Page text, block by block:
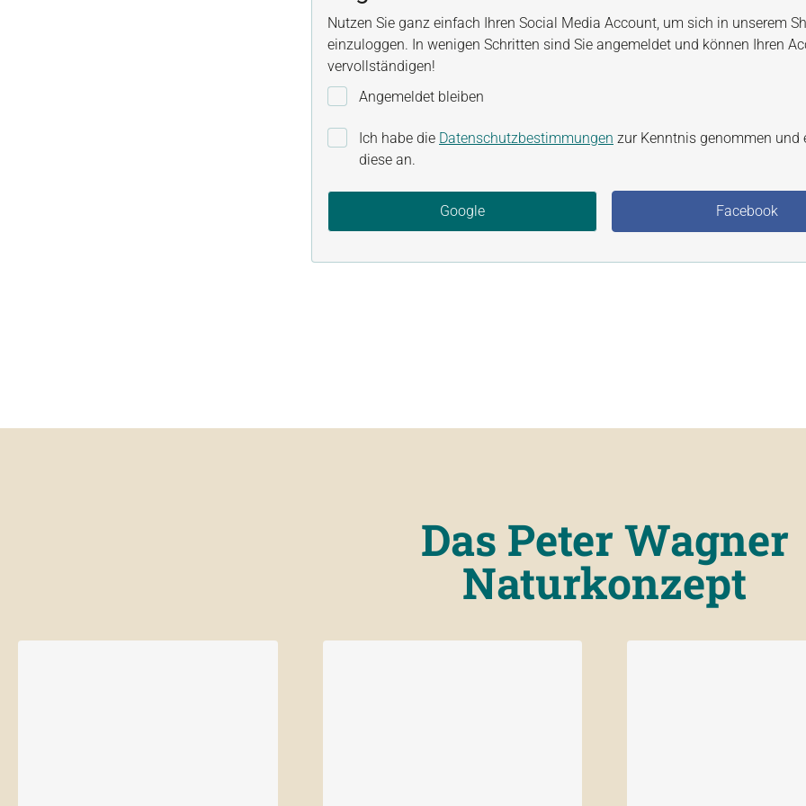
Nutzen Sie ganz einfach Ihren Social Media Account, um sich in unserem
einzuloggen. In wenigen Schritten sind Sie angemeldet und können Ihren
vervollständigen!
Angemeldet bleiben
Ich habe die Datenschutzbestimmungen zur Kenntnis genommen und
diese an.
Google Facebook
Das Peter Wagner
Naturkonzept